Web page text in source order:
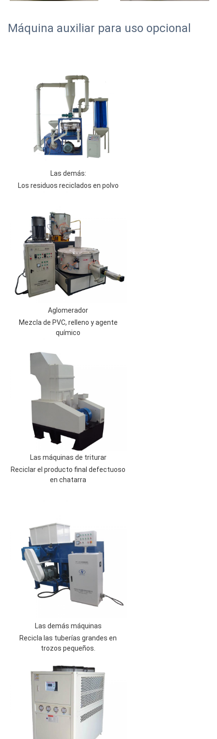
Máquina auxiliar para uso opcional
Las demás:
Los residuos reciclados en polvo
Aglomerador
Mezcla de PVC, relleno y agente
químico
Las máquinas de triturar
Reciclar el producto final defectuoso
en chatarra
Las demás máquinas
Recicla las tuberías grandes en
trozos pequeños.